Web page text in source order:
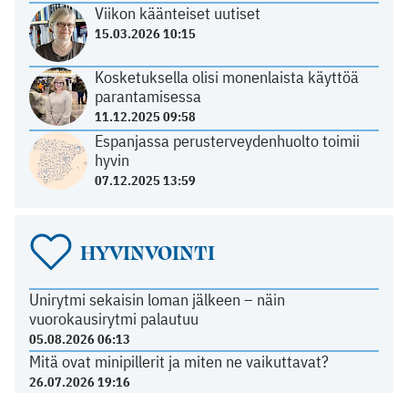
Viikon käänteiset uutiset
15.03.2026 10:15
Kosketuksella olisi monenlaista käyttöä
parantamisessa
11.12.2025 09:58
Espanjassa perusterveydenhuolto toimii
hyvin
07.12.2025 13:59
HYVINVOINTI
Unirytmi sekaisin loman jälkeen – näin
vuorokausirytmi palautuu
05.08.2026 06:13
Mitä ovat minipillerit ja miten ne vaikuttavat?
26.07.2026 19:16